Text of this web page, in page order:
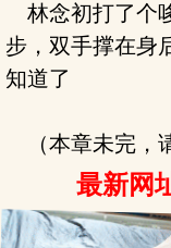
林念初打了个
步，双手撑在身
知道了
（本章未完，
最新网